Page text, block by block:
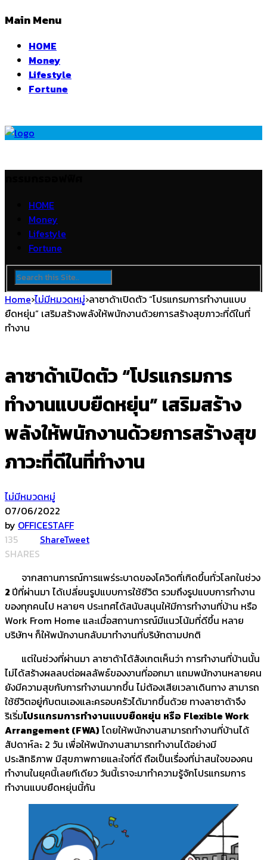
Main Menu
HOME
Money
Lifestyle
Fortune
HOME
Money
Lifestyle
Fortune
Home›ไม่มีหมวดหมู่›ลาซาด้าเปิดตัว “โปรแกรมการทำงานแบบ
ยืดหยุ่น” เสริมสร้างพลังให้พนักงานด้วยการสร้างสุขภาวะที่ดีในที่
ทำงาน
ลาซาด้าเปิดตัว “โปรแกรมการ
ทำงานแบบยืดหยุ่น” เสริมสร้าง
พลังให้พนักงานด้วยการสร้างสุข
ภาวะที่ดีในที่ทำงาน
ไม่มีหมวดหมู่
07/06/2022
by OFFICESTAFF
135
SHARES
ShareTweet
จากสถานการณ์การแพร่ระบาดของโควิดที่เกิดขึ้นทั่วโลกในช่วง
2 ปีที่ผ่านมา ได้เปลี่ยนรูปแบบการใช้ชีวิต รวมถึงรูปแบบการทำงาน
ของทุกคนไป หลายๆ ประเทศได้สนับสนุนให้มีการทำงานที่บ้าน หรือ
Work From Home และเมื่อสถานการณ์มีแนวโน้มที่ดีขึ้น หลาย
บริษัทฯ ก็ให้พนักงานกลับมาทำงานที่บริษัทตามปกติ
แต่ในช่วงที่ผ่านมา ลาซาด้าได้สังเกตเห็นว่า การทำงานที่บ้านนั้น
ไม่ได้สร้างผลลบต่อผลลัพธ์ของงานที่ออกมา แถมพนักงานหลายคน
ยังมีความสุขกับการทำงานมากขึ้น ไม่ต้องเสียเวลาเดินทาง สามารถ
ใช้ชีวิตอยู่กับตนเองและครอบครัวได้มากขึ้นด้วย ทางลาซาด้าจึง
ริเริ่มโปรแกรมการทำงานแบบยืดหยุ่น หรือ Flexible Work
Arrangement (FWA) โดยให้พนักงานสามารถทำงานที่บ้านได้
สัปดาห์ละ 2 วัน เพื่อให้พนักงานสามารถทำงานได้อย่างมี
ประสิทธิภาพ มีสุขภาพกายและใจที่ดี ถือเป็นเรื่องที่น่าสนใจของคน
ทำงานในยุคนี้เลยทีเดียว วันนี้เราจะมาทำความรู้จักโปรแกรมการ
ทำงานแบบยืดหยุ่นนี้กัน